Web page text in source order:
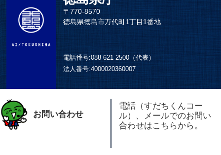
〒770-8570
徳島県徳島市万代町1丁目1番地
電話番号:088-621-2500（代表）
法人番号:4000020360007
お問い合わせ
電話（すだちくんコー
ル）、メールでのお問い
合わせはこちらから。